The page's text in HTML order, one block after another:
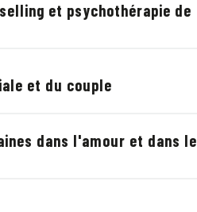
et psychothérapie de
et du couple
dans l'amour et dans le